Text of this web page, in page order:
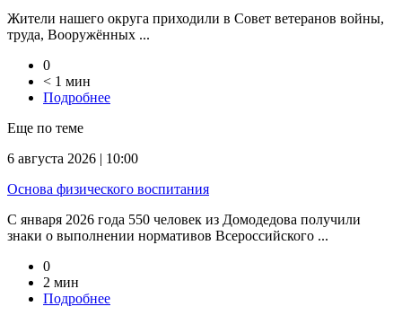
Жители нашего округа приходили в Совет ветеранов войны,
труда, Вооружённых ...
0
< 1 мин
Подробнее
Еще по теме
6 августа 2026 | 10:00
Основа физического воспитания
С января 2026 года 550 человек из Домодедова получили
знаки о выполнении нормативов Всероссийского ...
0
2 мин
Подробнее